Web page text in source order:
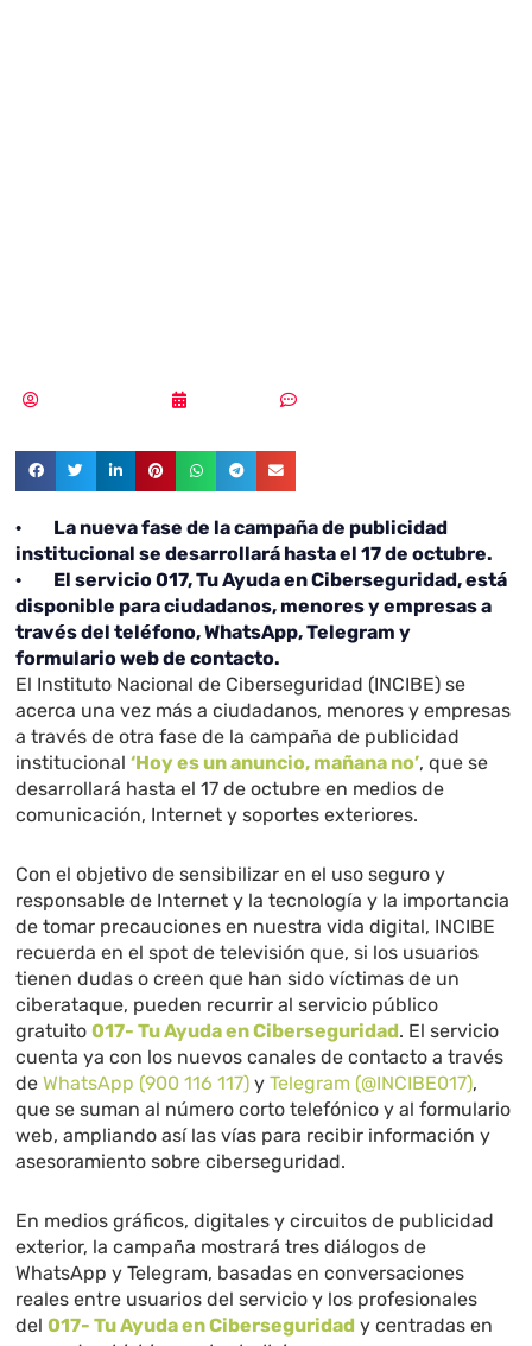
· La nueva fase de la campaña de publicidad
institucional se desarrollará hasta el 17 de octubre.
· El servicio 017, Tu Ayuda en Ciberseguridad, está
disponible para ciudadanos, menores y empresas a
través del teléfono, WhatsApp, Telegram y
formulario web de contacto.
El Instituto Nacional de Ciberseguridad (INCIBE) se
acerca una vez más a ciudadanos, menores y empresas
a través de otra fase de la campaña de publicidad
institucional‘Hoy es un anuncio, mañana no’, que se
desarrollará hasta el 17 de octubre en medios de
comunicación, Internet y soportes exteriores.
Con el objetivo de sensibilizar en el uso seguro y
responsable de Internet y la tecnología y la importancia
de tomar precauciones en nuestra vida digital, INCIBE
recuerda en el spot de televisión que, si los usuarios
tienen dudas o creen que han sido víctimas de un
ciberataque, pueden recurrir al servicio público
gratuito017- Tu Ayuda en Ciberseguridad. El servicio
cuenta ya con los nuevos canales de contacto a través
deWhatsApp (900 116 117) yTelegram (@INCIBE017),
que se suman al número corto telefónico y al formulario
web, ampliando así las vías para recibir información y
asesoramiento sobre ciberseguridad.
En medios gráficos, digitales y circuitos de publicidad
exterior, la campaña mostrará tres diálogos de
WhatsApp y Telegram, basadas en conversaciones
reales entre usuarios del servicio y los profesionales
del017- Tu Ayuda en Ciberseguridad y centradas en